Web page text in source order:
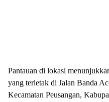
Pantauan di lokasi
yang terletak di Jalan Banda
Kecamatan Peusangan,